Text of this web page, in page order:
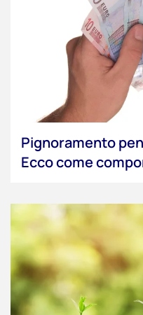
Pignoramento
Ecco come